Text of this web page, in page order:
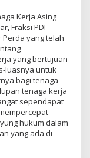
Kerja Asing
Fraksi PDI
Perda yang telah
yang bertujuan
luasnya untuk
bagi tenaga
tenaga kerja
sependapat
hukum dalam
yang ada di